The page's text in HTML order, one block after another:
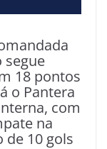
segue
18 pontos
o Pantera
com
na
de 10 gols